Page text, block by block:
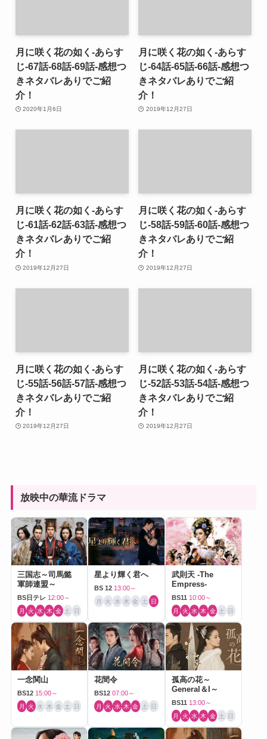
月に咲く花の如く-あらす
じ-67話-68話-69話-感想つ
きネタバレありでご紹
介！
2020年1月6日
月に咲く花の如く-あらす
じ-64話-65話-66話-感想つ
きネタバレありでご紹
介！
2019年12月27日
月に咲く花の如く-あらす
じ-61話-62話-63話-感想つ
きネタバレありでご紹
介！
2019年12月27日
月に咲く花の如く-あらす
じ-58話-59話-60話-感想つ
きネタバレありでご紹
介！
2019年12月27日
月に咲く花の如く-あらす
じ-55話-56話-57話-感想つ
きネタバレありでご紹
介！
2019年12月27日
月に咲く花の如く-あらす
じ-52話-53話-54話-感想つ
きネタバレありでご紹
介！
2019年12月27日
放映中の華流ドラマ
三国志～司馬懿
軍師連盟～
BS日テレ 12:00～
月 火 水 木 金 土 日
星より輝く君へ
BS 12 13:00～
月 火 水 木 金 土 日
武則天 -The
Empress-
BS11 10:00～
月 火 水 木 金 土 日
一念関山
BS12 15:00～
月 火 水 木 金 土 日
花間令
BS12 07:00～
月 火 水 木 金 土 日
孤高の花～
General＆I～
BS11 13:00～
月 火 水 木 金 土 日